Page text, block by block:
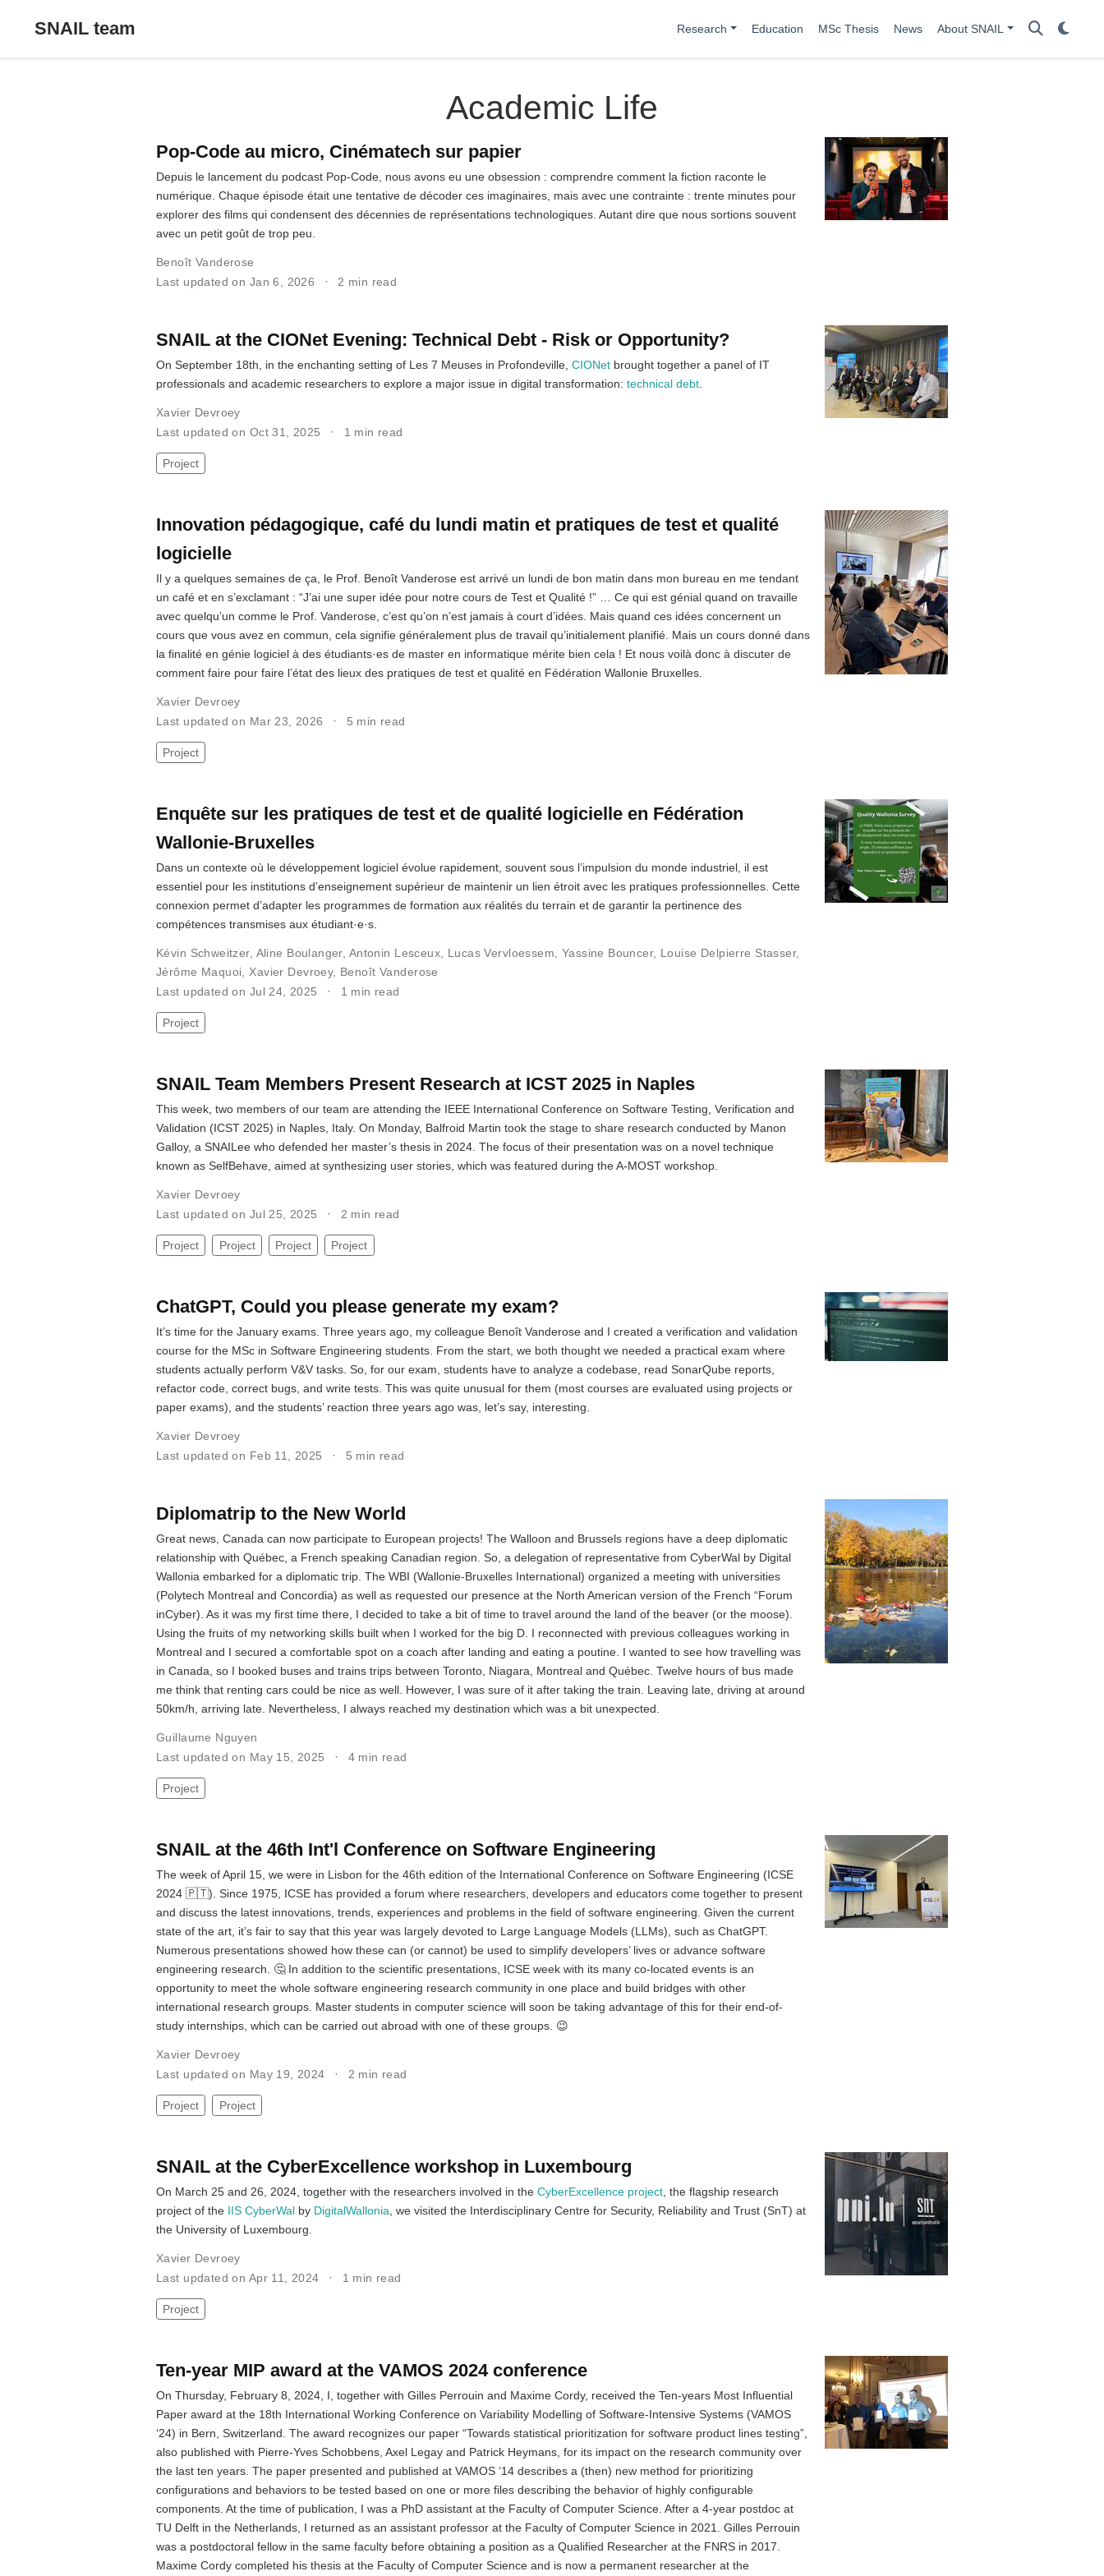
SNAIL team Research Education MSc Thesis News About SNAIL
Academic Life
Pop-Code au micro, Cinématech sur papier
Depuis le lancement du podcast Pop-Code, nous avons eu une obsession : comprendre comment la fiction raconte le
numérique. Chaque épisode était une tentative de décoder ces imaginaires, mais avec une contrainte : trente minutes pour
explorer des films qui condensent des décennies de représentations technologiques. Autant dire que nous sortions souvent
avec un petit goût de trop peu.
Benoît Vanderose
Last updated on Jan 6, 2026
2 min read
SNAIL at the CIONet Evening: Technical Debt - Risk or Opportunity?
On September 18th, in the enchanting setting of Les 7 Meuses in Profondeville, CIONet brought together a panel of IT
professionals and academic researchers to explore a major issue in digital transformation: technical debt
Xavier Devroey
Last updated on Oct 31, 2025
1 min read
Project
Innovation pédagogique, café du lundi matin et pratiques de test et qualité
logicielle
Il y a quelques semaines de ça, le Prof. Benoît Vanderose est arrivé un lundi de bon matin dans mon bureau en me tendant
un café et en s’exclamant : “J’ai une super idée pour notre cours de Test et Qualité !” … Ce qui est génial quand on travaille
avec quelqu’un comme le Prof. Vanderose, c’est qu’on n’est jamais à court d’idées. Mais quand ces idées concernent un
cours que vous avez en commun, cela signifie généralement plus de travail qu’initialement planifié. Mais un cours donné dans
la finalité en génie logiciel à des étudiants·es de master en informatique mérite bien cela ! Et nous voilà donc à discuter de
comment faire pour faire l’état des lieux des pratiques de test et qualité en Fédération Wallonie Bruxelles.
Xavier Devroey
Last updated on Mar 23, 2026
5 min read
Project
Enquête sur les pratiques de test et de qualité logicielle en Fédération
Wallonie-Bruxelles
Dans un contexte où le développement logiciel évolue rapidement, souvent sous l’impulsion du monde industriel, il est
essentiel pour les institutions d’enseignement supérieur de maintenir un lien étroit avec les pratiques professionnelles. Cette
connexion permet d’adapter les programmes de formation aux réalités du terrain et de garantir la pertinence des
compétences transmises aux étudiant·e·s.
Kévin Schweitzer, Aline Boulanger, Antonin Lesceux Lucas Vervloessem Yassine Bouncer, Louise Delpierre Stasser,
Jérôme Maquoi
Xavier Devroey, Benoît Vanderose
Last updated on Jul 24, 2025
1 min read
Project
SNAIL Team Members Present Research at ICST 2025 in Naples
This week, two members of our team are attending the IEEE International Conference on Software Testing, Verification and
Validation (ICST 2025) in Naples, Italy. On Monday, Balfroid Martin took the stage to share research conducted by Manon
Galloy, a SNAILee who defended her master’s thesis in 2024. The focus of their presentation was on a novel technique
known as SelfBehave, aimed at synthesizing user stories, which was featured during the A-MOST workshop.
Xavier Devroey
Last updated on Jul 25, 2025
2 min read
Project Project Project Project
ChatGPT, Could you please generate my exam?
It’s time for the January exams. Three years ago, my colleague Benoît Vanderose and I created a verification and validation
course for the MSc in Software Engineering students. From the start, we both thought we needed a practical exam where
students actually perform V&V tasks. So, for our exam, students have to analyze a codebase, read SonarQube reports,
refactor code, correct bugs, and write tests. This was quite unusual for them (most courses are evaluated using projects or
paper exams), and the students’ reaction three years ago was, let’s say, interesting.
Xavier Devroey
Last updated on Feb 11, 2025
5 min read
Diplomatrip to the New World
Great news, Canada can now participate to European projects! The Walloon and Brussels regions have a deep diplomatic
relationship with Québec, a French speaking Canadian region. So, a delegation of representative from CyberWal by Digital
Wallonia embarked for a diplomatic trip. The WBI (Wallonie-Bruxelles International) organized a meeting with universities
(Polytech Montreal and Concordia) as well as requested our presence at the North American version of the French “Forum
inCyber). As it was my first time there, I decided to take a bit of time to travel around the land of the beaver (or the moose).
Using the fruits of my networking skills built when I worked for the big D. I reconnected with previous colleagues working in
Montreal and I secured a comfortable spot on a coach after landing and eating a poutine. I wanted to see how travelling was
in Canada, so I booked buses and trains trips between Toronto, Niagara, Montreal and Québec. Twelve hours of bus made
me think that renting cars could be nice as well. However, I was sure of it after taking the train. Leaving late, driving at around
50km/h, arriving late. Nevertheless, I always reached my destination which was a bit unexpected.
Guillaume Nguyen
Last updated on May 15, 2025
4 min read
Project
SNAIL at the 46th Int'l Conference on Software Engineering
The week of April 15, we were in Lisbon for the 46th edition of the International Conference on Software Engineering (ICSE
2024 🇵🇹). Since 1975, ICSE has provided a forum where researchers, developers and educators come together to present
and discuss the latest innovations, trends, experiences and problems in the field of software engineering. Given the current
state of the art, it’s fair to say that this year was largely devoted to Large Language Models (LLMs), such as ChatGPT.
Numerous presentations showed how these can (or cannot) be used to simplify developers’ lives or advance software
engineering research. 🤔 In addition to the scientific presentations, ICSE week with its many co-located events is an
opportunity to meet the whole software engineering research community in one place and build bridges with other
international research groups. Master students in computer science will soon be taking advantage of this for their end-of-
study internships, which can be carried out abroad with one of these groups. 😉
Xavier Devroey
Last updated on May 19, 2024
2 min read
Project Project
SNAIL at the CyberExcellence workshop in Luxembourg
On March 25 and 26, 2024, together with the researchers involved in the CyberExcellence project , the flagship research
project of the IIS CyberWal by DigitalWallonia , we visited the Interdisciplinary Centre for Security, Reliability and Trust (SnT) at
the University of Luxembourg.
Xavier Devroey
Last updated on Apr 11, 2024
1 min read
Project
Ten-year MIP award at the VAMOS 2024 conference
On Thursday, February 8, 2024, I, together with Gilles Perrouin and Maxime Cordy, received the Ten-years Most Influential
Paper award at the 18th International Working Conference on Variability Modelling of Software-Intensive Systems (VAMOS
‘24) in Bern, Switzerland. The award recognizes our paper “Towards statistical prioritization for software product lines testing”,
also published with Pierre-Yves Schobbens, Axel Legay and Patrick Heymans, for its impact on the research community over
the last ten years. The paper presented and published at VAMOS ‘14 describes a (then) new method for prioritizing
configurations and behaviors to be tested based on one or more files describing the behavior of highly configurable
components. At the time of publication, I was a PhD assistant at the Faculty of Computer Science. After a 4-year postdoc at
TU Delft in the Netherlands, I returned as an assistant professor at the Faculty of Computer Science in 2021. Gilles Perrouin
was a postdoctoral fellow in the same faculty before obtaining a position as a Qualified Researcher at the FNRS in 2017.
Maxime Cordy completed his thesis at the Faculty of Computer Science and is now a permanent researcher at the